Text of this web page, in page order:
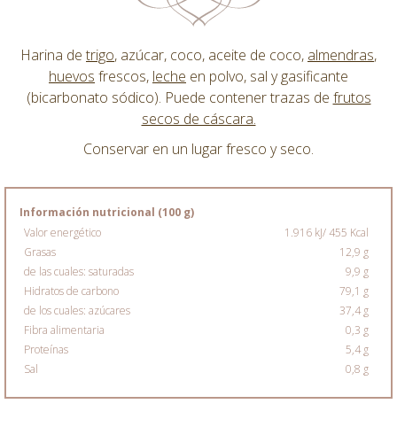
Harina de trigo, azúcar, coco, aceite de coco, almendras,
huevos frescos, leche en polvo, sal y gasificante
(bicarbonato sódico). Puede contener trazas de frutos
secos de cáscara.
Conservar en un lugar fresco y seco.
Información nutricional (100 g)
Valor energético
1.916 kJ/ 455 Kcal
Grasas
12,9 g
de las cuales: saturadas
9,9 g
Hidratos de carbono
79,1 g
de los cuales: azúcares
37,4 g
Fibra alimentaria
0,3 g
Proteínas
5,4 g
Sal
0,8 g